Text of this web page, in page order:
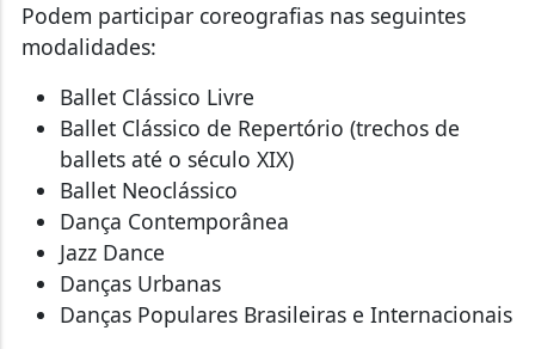
Podem participar coreografias nas seguintes
modalidades:
Ballet Clássico Livre
Ballet Clássico de Repertório (trechos de
ballets até o século XIX)
Ballet Neoclássico
Dança Contemporânea
Jazz Dance
Danças Urbanas
Danças Populares Brasileiras e Internacionais